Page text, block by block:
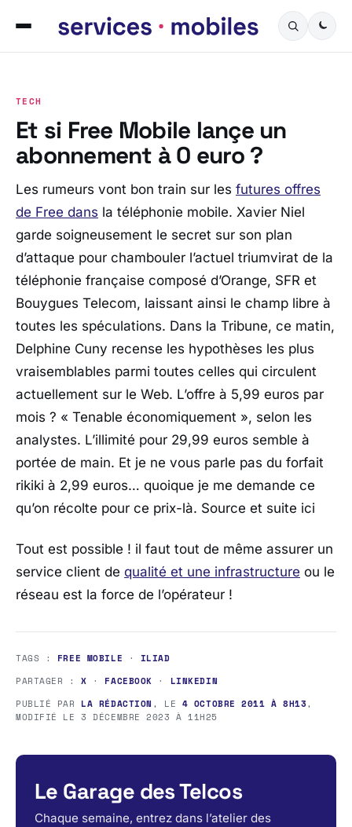
TECH
Et si Free Mobile lançe un
abonnement à 0 euro ?
Les rumeurs vont bon train sur les futures offres
de Free dans la téléphonie mobile. Xavier Niel
garde soigneusement le secret sur son plan
d’attaque pour chambouler l’actuel triumvirat de la
téléphonie française composé d’Orange, SFR et
Bouygues Telecom, laissant ainsi le champ libre à
toutes les spéculations. Dans la Tribune, ce matin,
Delphine Cuny recense les hypothèses les plus
vraisemblables parmi toutes celles qui circulent
actuellement sur le Web. L’offre à 5,99 euros par
mois ? « Tenable économiquement », selon les
analystes. L’illimité pour 29,99 euros semble à
portée de main. Et je ne vous parle pas du forfait
rikiki à 2,99 euros… quoique je me demande ce
qu’on récolte pour ce prix-là. Source et suite ici
Tout est possible ! il faut tout de même assurer un
service client de qualité et une infrastructure ou le
réseau est la force de l’opérateur !
TAGS : FREE MOBILE · ILIAD
PARTAGER :X · FACEBOOK · LINKEDIN
PUBLIÉ PAR LA RÉDACTION , LE 4 OCTOBRE 2011 À 8H13,
MODIFIÉ LE3 DÉCEMBRE 2023 À 11H25
Le Garage des Telcos
Chaque semaine, entrez dans l’atelier des